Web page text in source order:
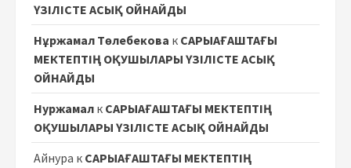
ҮЗІЛІСТЕ АСЫҚ ОЙНАЙДЫ
Нұржамал Төлебекова к САРЫАҒАШТАҒЫ
МЕКТЕПТІҢ ОҚУШЫЛАРЫ ҮЗІЛІСТЕ АСЫҚ
ОЙНАЙДЫ
Нуржамал к САРЫАҒАШТАҒЫ МЕКТЕПТІҢ
ОҚУШЫЛАРЫ ҮЗІЛІСТЕ АСЫҚ ОЙНАЙДЫ
Айнура к САРЫАҒАШТАҒЫ МЕКТЕПТІҢ